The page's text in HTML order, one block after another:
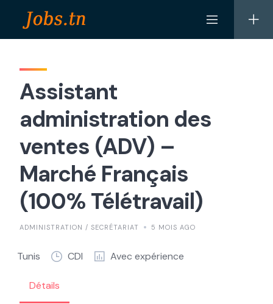
Assistant
administration des
ventes (ADV) –
Marché Français
(100% Télétravail)
ADMINISTRATION / SECRÉTARIAT 5 MOIS AGO
Tunis CDI Avec expérience
Détails